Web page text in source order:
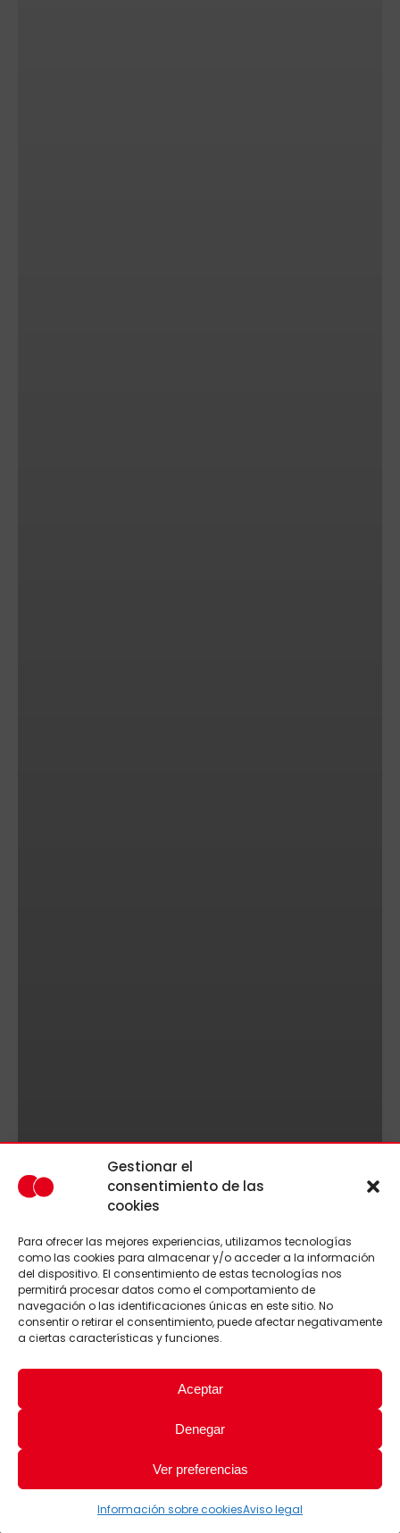
Gestionar el
consentimiento de las
cookies
Para ofrecer las mejores experiencias, utilizamos tecnologías
como las cookies para almacenar y/o acceder a la información
del dispositivo. El consentimiento de estas tecnologías nos
permitirá procesar datos como el comportamiento de
navegación o las identificaciones únicas en este sitio. No
consentir o retirar el consentimiento, puede afectar negativamente
a ciertas características y funciones.
Aceptar
Denegar
Ver preferencias
Información sobre cookiesAviso legal